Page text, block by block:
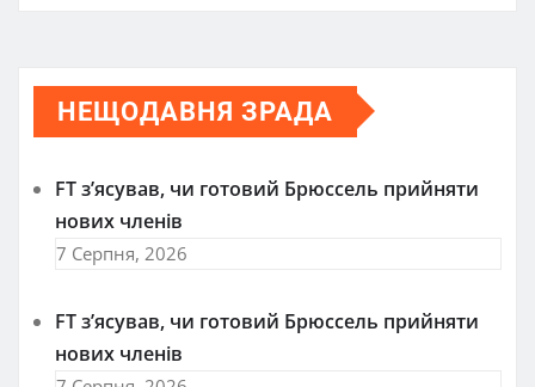
НЕЩОДАВНЯ ЗРАДА
FT зʼясував, чи готовий Брюссель прийняти
нових членів
7 Серпня, 2026
FT зʼясував, чи готовий Брюссель прийняти
нових членів